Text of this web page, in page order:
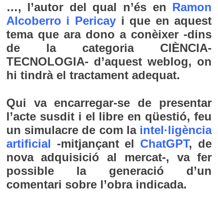
…, l’autor del qual n’és en Ramon
Alcoberro i Pericayi que en aquest
tema que ara dono a conèixer -dins
de la categoria CIÈNCIA-
TECNOLOGIA- d’aquest weblog, on
hi tindrà el tractament adequat.
Qui va encarregar-se de presentar
l’acte susdit i el libre en qüestió, feu
un simulacre de com la intel·ligència
artificial -mitjançant el ChatGPT, de
nova adquisició al mercat-, va fer
possible la generació d’un
comentari sobre l’obra indicada.